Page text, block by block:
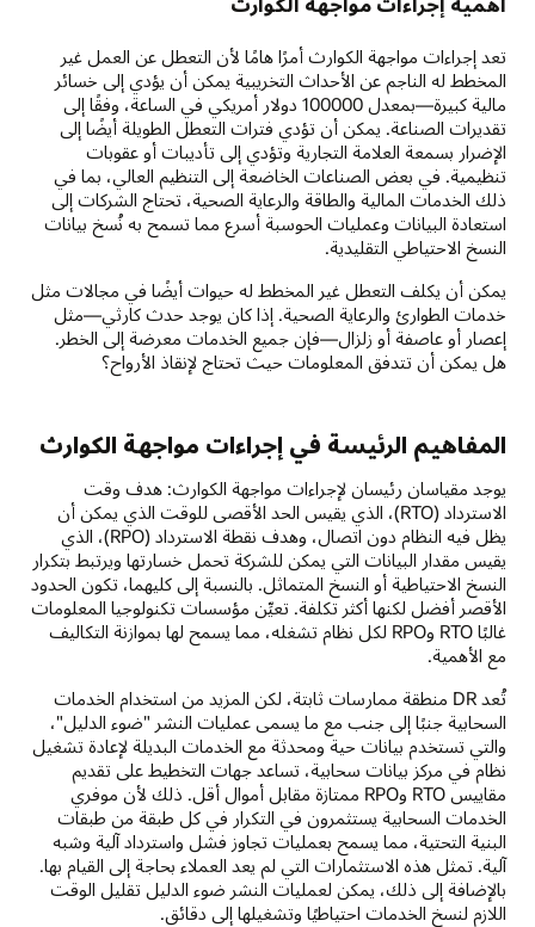
تعد إجراءات مواجهة الكوارث أمرًا هامًا لأن التعطل عن العمل غير
المخطط له الناجم عن الأحداث التخريبية يمكن أن يؤدي إلى خسائر
مالية كبيرة—بمعدل 100000 دولار أمريكي في الساعة، وفقًا إلى
تقديرات الصناعة. يمكن أن تؤدي فترات التعطل الطويلة أيضًا إلى
الإضرار بسمعة العلامة التجارية وتؤدي إلى تأديبات أو عقوبات
تنظيمية. في بعض الصناعات الخاضعة إلى التنظيم العالي، بما في
ذلك الخدمات المالية والطاقة والرعاية الصحية، تحتاج الشركات إلى
استعادة البيانات وعمليات الحوسبة أسرع مما تسمح به نُسخ بيانات
النسخ الاحتياطي التقليدية.
يمكن أن يكلف التعطل غير المخطط له حيوات أيضًا في مجالات مثل
خدمات الطوارئ والرعاية الصحية. إذا كان يوجد حدث كارثي—مثل
إعصار أو عاصفة أو زلزال—فإن جميع الخدمات معرضة إلى الخطر.
هل يمكن أن تتدفق المعلومات حيث تحتاج لإنقاذ الأرواح؟
المفاهيم الرئيسة في إجراءات مواجهة الكوارث
يوجد مقياسان رئيسان لإجراءات مواجهة الكوارث: هدف وقت
الاسترداد (RTO)، الذي يقيس الحد الأقصى للوقت الذي يمكن أن
يظل فيه النظام دون اتصال، وهدف نقطة الاسترداد (RPO)، الذي
يقيس مقدار البيانات التي يمكن للشركة تحمل خسارتها ويرتبط بتكرار
النسخ الاحتياطية أو النسخ المتماثل. بالنسبة إلى كليهما، تكون الحدود
الأقصر أفضل لكنها أكثر تكلفة. تعيِّن مؤسسات تكنولوجيا المعلومات
غالبًا RTO وRPO لكل نظام تشغله، مما يسمح لها بموازنة التكاليف
مع الأهمية.
تُعد DR منطقة ممارسات ثابتة، لكن المزيد من استخدام الخدمات
السحابية جنبًا إلى جنب مع ما يسمى عمليات النشر "ضوء الدليل"،
والتي تستخدم بيانات حية ومحدثة مع الخدمات البديلة لإعادة تشغيل
نظام في مركز بيانات سحابية، تساعد جهات التخطيط على تقديم
مقاييس RTO وRPO ممتازة مقابل أموال أقل. ذلك لأن موفري
الخدمات السحابية يستثمرون في التكرار في كل طبقة من طبقات
البنية التحتية، مما يسمح بعمليات تجاوز فشل واسترداد آلية وشبه
آلية. تمثل هذه الاستثمارات التي لم يعد العملاء بحاجة إلى القيام بها.
بالإضافة إلى ذلك، يمكن لعمليات النشر ضوء الدليل تقليل الوقت
اللازم لنسخ الخدمات احتياطيًا وتشغيلها إلى دقائق.